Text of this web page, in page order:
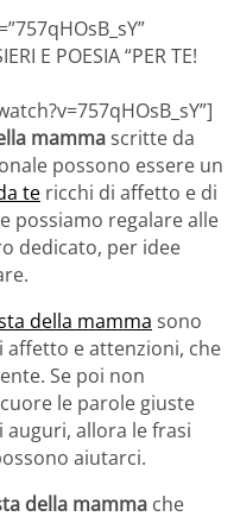
E POESIA “PER TE!
mammascritte da
possono essere un
te ricchi di affetto e di
possiamo regalare alle
dedicato, per idee
della mamma sono
e attenzioni, che
Se poi non
le parole giuste
allora le frasi
aiutarci.
della mamma che